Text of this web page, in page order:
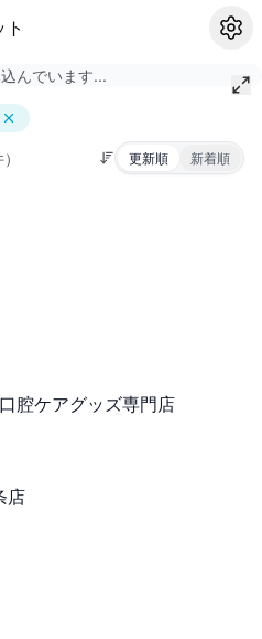
設定
んでいます...
更新順 新着順
腔ケアグッズ専門店
店